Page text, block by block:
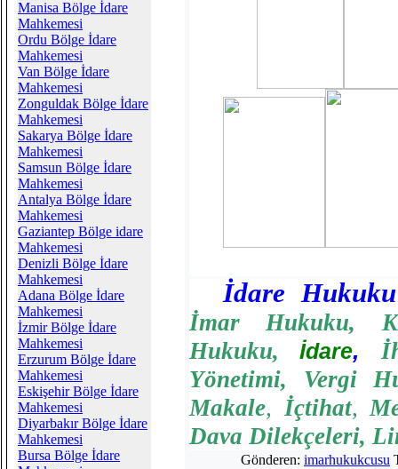
Manisa Bölge İdare
Mahkemesi
Ordu Bölge İdare
Mahkemesi
Van Bölge İdare
Mahkemesi
Zonguldak Bölge İdare
Mahkemesi
Sakarya Bölge İdare
Mahkemesi
Samsun Bölge İdare
Mahkemesi
Antalya Bölge İdare
Mahkemesi
Gaziantep Bölge idare
Mahkemesi
Denizli Bölge İdare
Mahkemesi
Adana Bölge İdare
Mahkemesi
İzmir Bölge İdare
Mahkemesi
Erzurum Bölge İdare
Mahkemesi
Eskişehir Bölge İdare
Mahkemesi
Diyarbakır Bölge İdare
Mahkemesi
Bursa Bölge İdare
İdare
İmar Hukuku,
Hukuku, İdare,
Yönetimi, Vergi
Makale, İçtihat,
Dava Dilekçeleri,
Gönderen: imarhukukcusu